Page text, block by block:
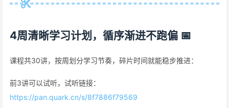
4周清晰学习计划，循序渐进不跑偏 📅
课程共30讲，按周划分学习节奏，碎片时间就能稳步推进：
前3讲可以试听，试听链接：
https://pan.quark.cn/s/8f7886f79569